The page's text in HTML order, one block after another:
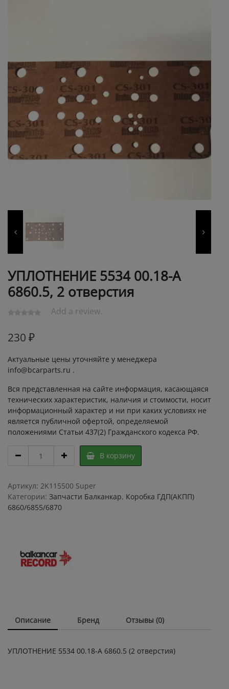
УПЛОТНЕНИЕ 5534 00.18-А
6860.5, 2 отверстия
Add a review.
230 ₽
Актуальные цены уточняйте у менеджера
info@bcarparts.ru .
Вся представленная на сайте информация, касающаяся
технических характеристик, наличия и стоимости, носит
информационный характер и ни при каких условиях не
является публичной офертой, определяемой
положениями Статьи 437(2) Гражданского кодекса РФ.
УПЛОТНЕНИЕ
5534
А
6860.5,
2
В корзину
Артикул: 2K115500 Super
Категории: Запчасти Балканкар, Коробка ГДП(АКПП)
6860/6855/6870
Описание Бренд Отзывы (0)
УПЛОТНЕНИЕ 5534 00.18-А 6860.5 (2 отверстия)